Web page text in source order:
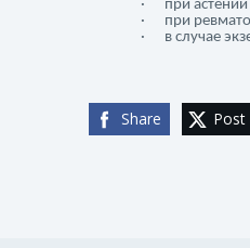
· при
· при
· в случае
Share Post